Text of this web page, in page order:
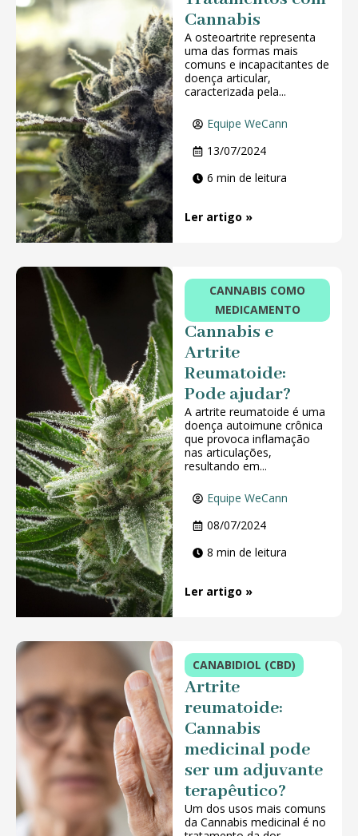
Cannabis
A osteoartrite representa
uma das formas mais
comuns e incapacitantes de
doença articular,
caracterizada pela...
Equipe WeCann
13/07/2024
6 min de leitura
Ler artigo »
CANNABIS COMO
MEDICAMENTO
Cannabis e
Artrite
Reumatoide:
Pode ajudar?
A artrite reumatoide é uma
doença autoimune crônica
que provoca inflamação
nas articulações,
resultando em...
Equipe WeCann
08/07/2024
8 min de leitura
Ler artigo »
CANABIDIOL (CBD)
Artrite
reumatoide:
Cannabis
medicinal pode
ser um adjuvante
terapêutico?
Um dos usos mais comuns
da Cannabis medicinal é no